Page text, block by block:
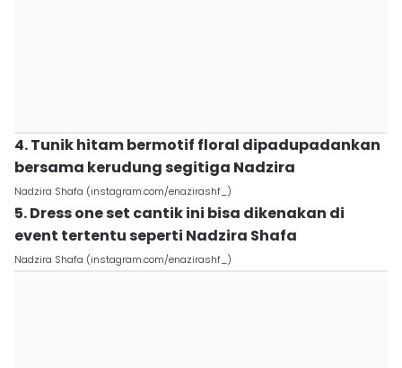
4. Tunik hitam bermotif floral dipadupadankan
bersama kerudung segitiga Nadzira
Nadzira Shafa (instagram.com/enazirashf_)
5. Dress one set cantik ini bisa dikenakan di
event tertentu seperti Nadzira Shafa
Nadzira Shafa (instagram.com/enazirashf_)